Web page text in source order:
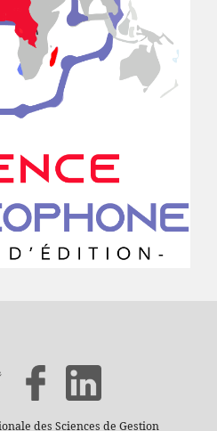
des Sciences de Gestion